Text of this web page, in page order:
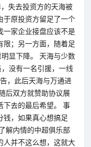
失去投资方的天海被
于原投资方留足了一个
一家企业接盘应该不是
限；另一方面，随着足
显下降。 天海与少数
没有一名引援，一线
，此后天海与万通进
后双方就赞助协议展
下去的最后希望。 事
钱，如果真心想搞足
解内情的中超俱乐部
人并不这么想，这就大